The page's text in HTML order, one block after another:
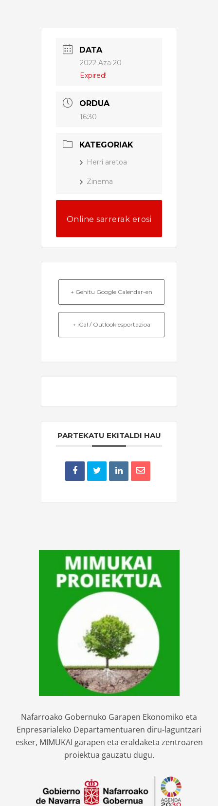
DATA
2022 Aza 20
Expired!
ORDUA
16:30
KATEGORIAK
Herri aretoa
Zinema
Online sarrerak erosi
+ Gehitu Google Calendar-en
+ iCal / Outlook esportazioa
PARTEKATU EKITALDI HAU
Nafarroako Gobernuko Garapen Ekonomiko eta
Enpresarialeko Departamentuaren diru-laguntzari
esker, MIMUKAI garapen eta eraldaketa zentroaren
proiektua gauzatu dugu.